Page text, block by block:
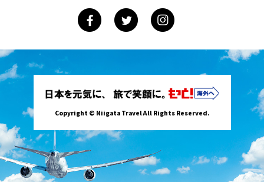
Copyright © Niigata Travel All Rights Reserved.